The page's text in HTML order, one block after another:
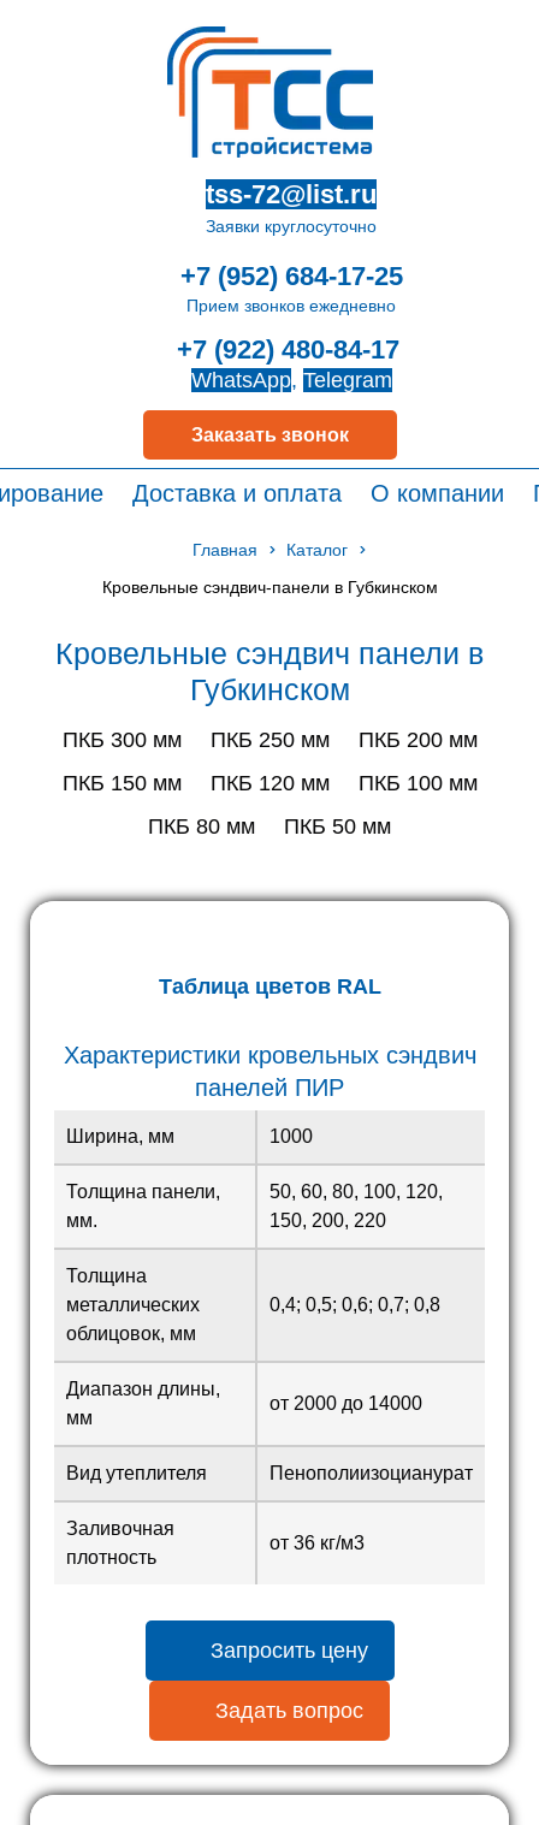
tss-72@list.ru
Заявки круглосуточно
+7 (952) 684-17-25
Прием звонков ежедневно
+7 (922) 480-84-17
WhatsApp, Telegram
Заказать звонок
Доставка и оплата О компании
Главная
Каталог
Кровельные сэндвич-панели в Губкинском
Кровельные сэндвич панели в
Губкинском
ПКБ 300 мм ПКБ 250 мм
ПКБ 200 мм
ПКБ 150 мм
ПКБ 120 мм
ПКБ 100 мм
ПКБ 80 мм
ПКБ 50 мм
Таблица цветов RAL
Характеристики кровельных сэндвич
панелей ПИР
Ширина, мм 1000
Толщина панели,
мм.
50, 60, 80, 100, 120,
150, 200, 220
Толщина
металлических
облицовок, мм
0,4; 0,5; 0,6; 0,7; 0,8
Диапазон длины,
мм
от 2000 до 14000
Вид утеплителя Пенополиизоцианурат
Заливочная
плотность
от 36 кг/м3
Запросить цену
Задать вопрос